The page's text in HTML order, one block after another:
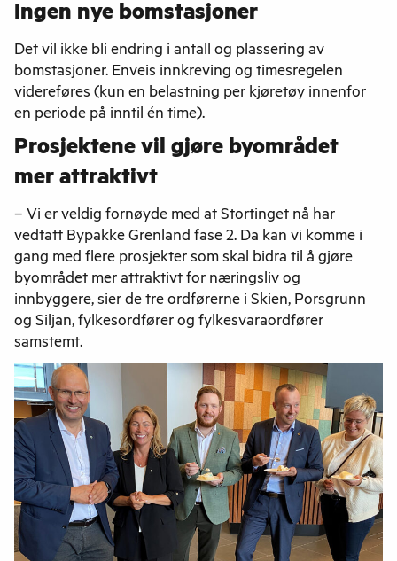
Ingen nye bomstasjoner
Det vil ikke bli endring i antall og plassering av
bomstasjoner. Enveis innkreving og timesregelen
videreføres (kun en belastning per kjøretøy innenfor
en periode på inntil én time).
Prosjektene vil gjøre byområdet
mer attraktivt
– Vi er veldig fornøyde med at Stortinget nå har
vedtatt Bypakke Grenland fase 2. Da kan vi komme i
gang med flere prosjekter som skal bidra til å gjøre
byområdet mer attraktivt for næringsliv og
innbyggere, sier de tre ordførerne i Skien, Porsgrunn
og Siljan, fylkesordfører og fylkesvaraordfører
samstemt.